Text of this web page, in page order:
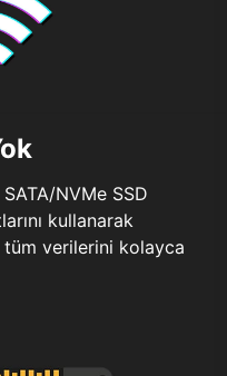
NVMe SSD
kullanarak
tüm verilerini kolayca